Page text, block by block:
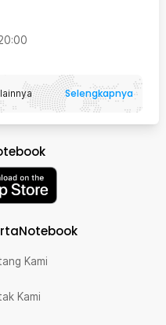
Selengkapnya
Kami
Kami